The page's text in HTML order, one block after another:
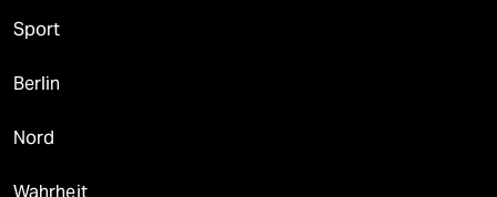
Sport
Berlin
Nord
Wahrheit